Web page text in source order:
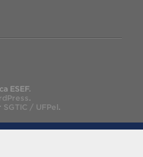
ESEF.
.
SGTIC / UFPel.